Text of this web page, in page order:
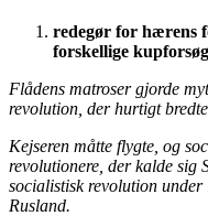
redegør for hærens
forskellige
Flådens matroser gjorde
revolution, der hurtigt
Kejseren måtte flygte, og
revolutionere, der kalde sig
socialistisk revolution
Rusland.